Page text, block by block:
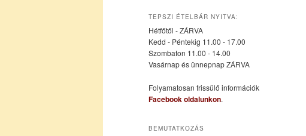
elsődleges
tartalomra
másodlagos
tartalomra
TEPSZI ÉTELBÁR NYITVA:
Hétfőtől - ZÁRVA
Kedd - Péntekig 11.00 - 17.00
Szombaton 11.00 - 14.00
Vasárnap és ünnepnap ZÁRVA
Folyamatosan frissülő információk
Facebook oldalunkon.
BEMUTATKOZÁS